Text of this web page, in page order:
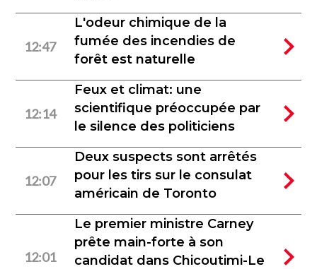
12:47
L'odeur chimique de la
fumée des incendies de
forêt est naturelle
12:14
Feux et climat: une
scientifique préoccupée par
le silence des politiciens
12:07
Deux suspects sont arrêtés
pour les tirs sur le consulat
américain de Toronto
12:01
Le premier ministre Carney
prête main-forte à son
candidat dans Chicoutimi-Le